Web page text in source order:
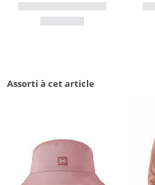
Assorti à cet article